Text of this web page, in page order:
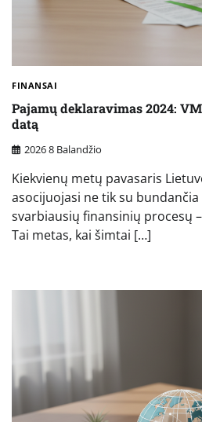
FINANSAI
Pajamų deklaravimas 2024:
datą
2026 8 Balandžio
Kiekvienų metų pavasaris
asocijuojasi ne tik su
svarbiausių finansinių procesų
Tai metas, kai šimtai […]